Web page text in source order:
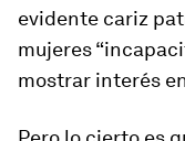
evidente cariz
mujeres
mostrar interés